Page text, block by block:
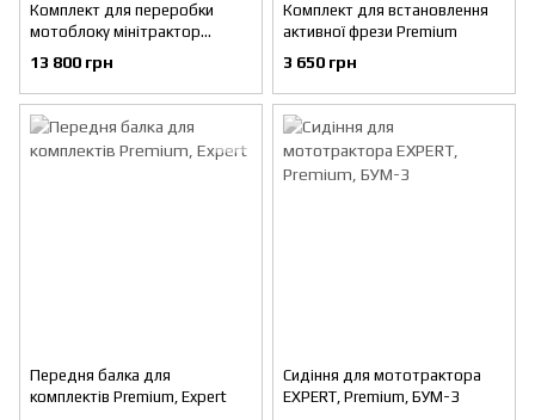
Комплект для переробки
мотоблоку мінітрактор
Premium
13 800 грн
Комплект для встановлення
активної фрези Premium
3 650 грн
Передня балка для
комплектів Premium, Expert
Сидіння для мототрактора
EXPERT, Premium, БУМ-3